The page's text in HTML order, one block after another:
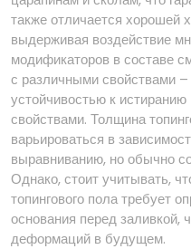
также отличается хорошей
выдерживая воздействие
модификаторов в составе
с различными свойствами
устойчивостью к
свойствами. Толщина
варьироваться в
выравниванию, но обычно
Однако, стоит учитывать,
топингового пола требует
основания перед заливкой,
деформаций в будущем.